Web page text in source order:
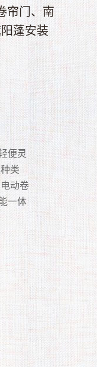
帘门、南
蓬安装
温、
、采
电
高的
速自
优
定的
帘门
平分
、箱
开关
般安
便灵
类
动卷
一体
面板
整面
铺面
常见
控、
和自
分类
，不
。...
酸脂
等效
卷闸
人幽
采用
控装置,
宽
...
业经
针对
抗风
，强
保在
雨、
能；
别人强
比较
种金
适和
：
，工
下方
了
在开
和
美观
体防
、多锁
坚固
6、
板衬
外表
质不
不锈
以起
命长
代都
、车